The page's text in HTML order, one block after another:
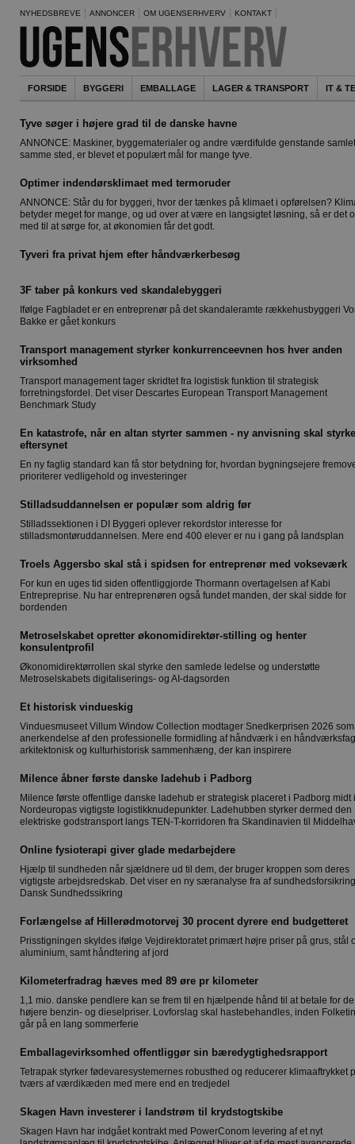
NYHEDSBREVE ANNONCER OM UGENSERHVERV KONTAKT
FORSIDE BYGGERI EMBALLAGE LAGER & TRANSPORT IT &
Tyve søger i højere grad til de danske havne
ANNONCE: Maskiner, byggematerialer og andre værdifulde genstande samlet
samme sted, er blevet et populært mål for mange tyve.
Optimer indendørsklimaet med termoruder
ANNONCE: Står du for byggeri, hvor der tænkes på klimaet i opførelsen?
betyder meget for mange, og ud over at være en langsigtet løsning, så er det
med til at sørge for, at økonomien får det godt.
Tyveri fra privat hjem efter håndværkerbesøg
3F taber på konkurs ved skandalebyggeri
Ifølge Fagbladet er en entreprenør på det skandaleramte rækkehusbyggeri
Bakke er gået konkurs
Transport management styrker konkurrenceevnen hos hver anden
virksomhed
Transport management tager skridtet fra logistisk funktion til strategisk
forretningsfordel. Det viser Descartes European Transport Management
Benchmark Study
En katastrofe, når en altan styrter sammen - ny anvisning skal styrke
eftersynet
En ny faglig standard kan få stor betydning for, hvordan bygningsejere
prioriterer vedligehold og investeringer
Stilladsuddannelsen er populær som aldrig før
Stilladssektionen i DI Byggeri oplever rekordstor interesse for
stilladsmontøruddannelsen. Mere end 400 elever er nu i gang på landsplan
Troels Aggersbo skal stå i spidsen for entreprenør med vokseværk
For kun en uges tid siden offentliggjorde Thormann overtagelsen af Kabi
Entrepreprise. Nu har entreprenøren også fundet manden, der skal sidde for
bordenden
Metroselskabet opretter økonomidirektør-stilling og henter
konsulentprofil
Økonomidirektørrollen skal styrke den samlede ledelse og understøtte
Metroselskabets digitaliserings- og AI-dagsorden
Et historisk vindueskig
Vinduesmuseet Villum Window Collection modtager Snedkerprisen 2026
anerkendelse af den professionelle formidling af håndværk i en
arkitektonisk og kulturhistorisk sammenhæng, der kan inspirere
Milence åbner første danske ladehub i Padborg
Milence første offentlige danske ladehub er strategisk placeret i Padborg midt
Nordeuropas vigtigste logistikknudepunkter. Ladehubben styrker dermed den
elektriske godstransport langs TEN-T-korridoren fra Skandinavien til
Online fysioterapi giver glade medarbejdere
Hjælp til sundheden når sjældnere ud til dem, der bruger kroppen som deres
vigtigste arbejdsredskab. Det viser en ny særanalyse fra af
Dansk Sundhedssikring
Forlængelse af Hillerødmotorvej 30 procent dyrere end budgetteret
Prisstigningen skyldes ifølge Vejdirektoratet primært højre priser på grus, stål
aluminium, samt håndtering af jord
Kilometerfradrag hæves med 89 øre pr kilometer
1,1 mio. danske pendlere kan se frem til en hjælpende hånd til at betale for de
højere benzin- og dieselpriser. Lovforslag skal hastebehandles, inden
går på en lang sommerferie
Emballagevirksomhed offentliggør sin bæredygtighedsrapport
Tetrapak styrker fødevaresystemernes robusthed og reducerer klimaaftrykket
tværs af værdikæden med mere end en tredjedel
Skagen Havn investerer i landstrøm til krydstogtskibe
Skagen Havn har indgået kontrakt med PowerConom levering af et nyt